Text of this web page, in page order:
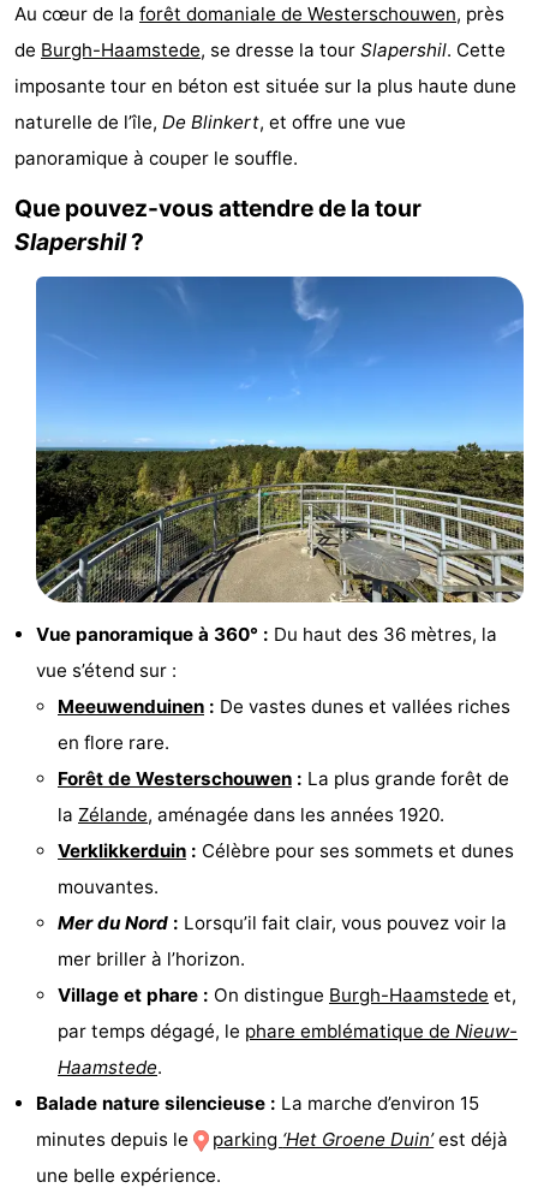
-
Buitenheem
-
Duinoord
Ginsterveld
-
Julianahoeve
-
Hof
van
Haamstede
Schouwen
Schouwse
Valleien
Wijde
Blick
Zeeuwse
-
Haamstede
minutes
Plages
Voir
d'intérêt
Monuments
Points
Attractions
Au cœur de la forêt domaniale de Westerschouwen, près
de Burgh-Haamstede, se dresse la tour Slapershil. Cette
imposante tour en béton est située sur la plus haute dune
naturelle de l’île, De Blinkert, et offre une vue
panoramique à couper le souffle.
Que pouvez-vous attendre de la tour
Slapershil?
Vue panoramique à 360° : Du haut des 36 mètres, la
vue s’étend sur :
Meeuwenduinen : De vastes dunes et vallées riches
en flore rare.
Forêt de Westerschouwen : La plus grande forêt de
la Zélande, aménagée dans les années 1920.
Verklikkerduin : Célèbre pour ses sommets et dunes
mouvantes.
Mer du Nord : Lorsqu’il fait clair, vous pouvez voir la
mer briller à l’horizon.
Village et phare : On distingue Burgh-Haamstede et,
par temps dégagé, le phare emblématique de Nieuw-
Haamstede.
Balade nature silencieuse : La marche d’environ 15
minutes depuis le
parking ‘Het Groene Duin’est déjà
une belle expérience.